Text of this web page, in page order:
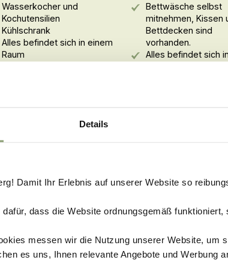
Details
Damit Ihr Erlebnis auf unserer Website so
dass die Website ordnungsgemäß funktioniert,
messen wir die Nutzung unserer Website, um
es uns, Ihnen relevante Angebote und Werbung
Wasserkocher und
Kochutensilien
Kühlschrank
Alles befindet sich in einem
Raum
Bettwäsche selbst
mitnehmen, Kissen
Bettdecken sind
vorhanden.
Alles befindet sich
die Preise anzuzeigen